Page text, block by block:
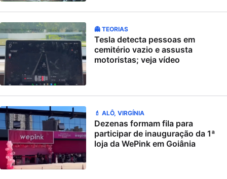
👻 TEORIAS
Tesla detecta pessoas em
cemitério vazio e assusta
motoristas; veja vídeo
💄 ALÔ, VIRGÍNIA
Dezenas formam fila para
participar de inauguração da 1ª
loja da WePink em Goiânia